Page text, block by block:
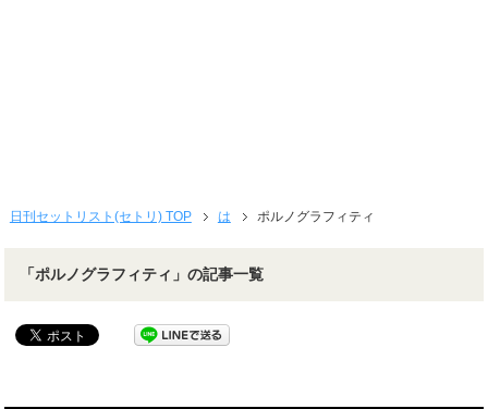
日刊セットリスト(セトリ) TOP は ポルノグラフィティ
「ポルノグラフィティ」の記事一覧